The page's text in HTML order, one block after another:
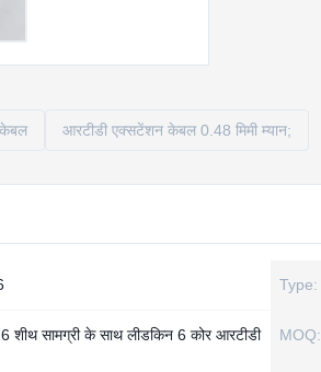
केबल आरटीडी एक्सटेंशन केबल 0.48 मिमी म्यान;
Type:
सामग्री के साथ लीडकिन 6 कोर आरटीडी
MOQ: